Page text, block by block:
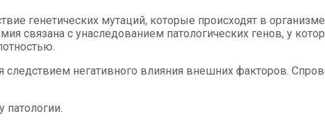
генетических мутаций, которые происходят в
связана с унаследованием патологических генов, у
негативного влияния внешних факторов.